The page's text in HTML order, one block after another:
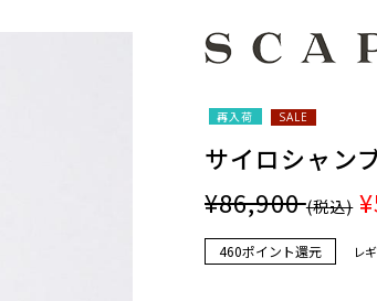
再入荷 SALE
サイロシャン
¥86,900(税込)
460ポイント還元 レ